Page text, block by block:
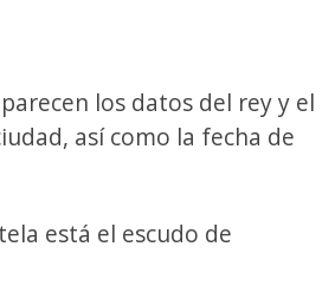
los datos del rey y el
así como la fecha de
está el escudo de